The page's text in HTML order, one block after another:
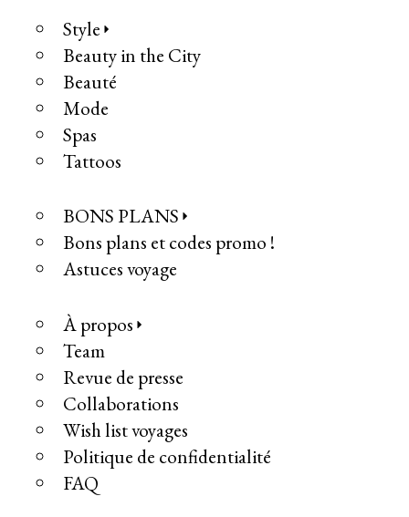
Style
Beauty in the City
Beauté
Mode
Spas
Tattoos
BONS PLANS
Bons plans et codes promo !
Astuces voyage
À propos
Team
Revue de presse
Collaborations
Wish list voyages
Politique de confidentialité
FAQ